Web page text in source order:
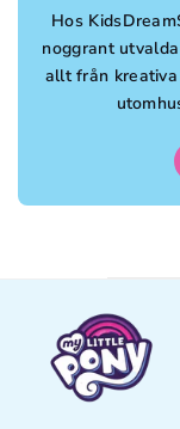
Hos
noggrant
allt från